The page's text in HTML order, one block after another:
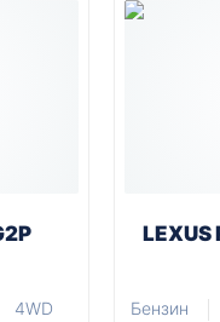
4WD Бензин